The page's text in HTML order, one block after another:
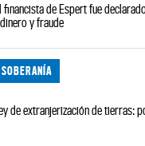
financista de Espert fue
y fraude
SOBERANÍA
de extranjerización de tierras: